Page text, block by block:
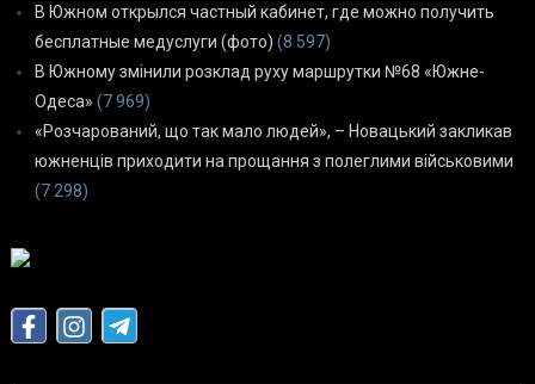
В Южном открылся частный кабинет, где можно получить
бесплатные медуслуги (фото) (8 597)
В Южному змінили розклад руху маршрутки №68 «Южне-
Одеса» (7 969)
«Розчарований, що так мало людей», – Новацький закликав
южненців приходити на прощання з полеглими військовими
(7 298)